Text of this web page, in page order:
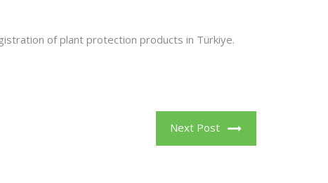
of plant protection products in Türkiye.
Next Post